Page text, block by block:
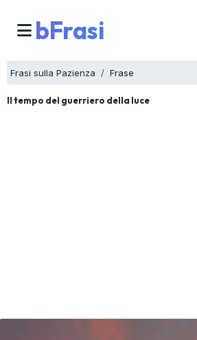
bFrasi
Frasi sulla Pazienza Frase
Il tempo del guerriero della luce